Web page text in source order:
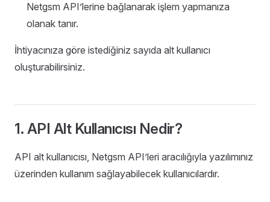
Netgsm API’lerine bağlanarak işlem yapmanıza
olanak tanır.
İhtiyacınıza göre istediğiniz sayıda alt kullanıcı
oluşturabilirsiniz.
1. API Alt Kullanıcısı Nedir?
API alt kullanıcısı, Netgsm API’leri aracılığıyla yazılımınız
üzerinden kullanım sağlayabilecek kullanıcılardır.